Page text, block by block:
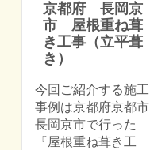
京都府 長岡京
市 屋根重ね葺
き工事（立平葺
き）
今回ご紹介する施工
事例は京都府京都市
長岡京市で行った
『屋根重ね葺き工